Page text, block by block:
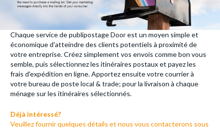
Chaque service de publipostage Door est un moyen simple et
économique d'atteindre des clients potentiels à proximité de
votre entreprise. Créez simplement vos envois comme bon vous
semble, puis sélectionnez les itinéraires postaux et payez les
frais d'expédition en ligne. Apportez ensuite votre courrier à
votre bureau de poste local & trade; pour la livraison à chaque
ménage sur les itinéraires sélectionnés.
Déjà intéressé?
Veuillez fournir quelques détails et nous vous contacterons sous